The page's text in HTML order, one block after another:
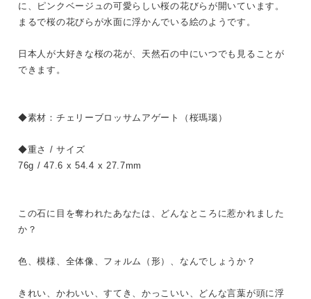
に、ピンクベージュの可愛らしい桜の花びらが開いています。
まるで桜の花びらが水面に浮かんでいる絵のようです。
日本人が大好きな桜の花が、天然石の中にいつでも見ることが
できます。
◆素材：チェリーブロッサムアゲート（桜瑪瑙）
◆重さ / サイズ
76g / 47.6 x 54.4 x 27.7mm
この石に目を奪われたあなたは、どんなところに惹かれました
か？
色、模様、全体像、フォルム（形）、なんでしょうか？
きれい、かわいい、すてき、かっこいい、どんな言葉が頭に浮